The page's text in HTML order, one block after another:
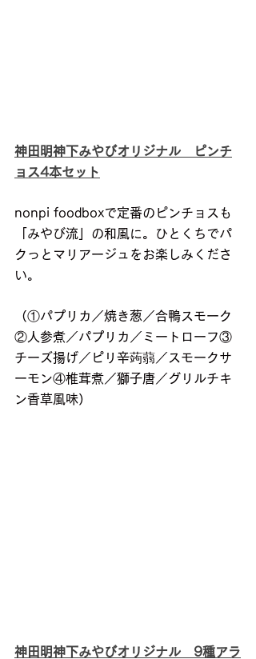
神田明神下みやびオリジナル　ピンチ
ョス4本セット
nonpi foodboxで定番のピンチョスも
「みやび流」の和風に。ひとくちでパ
クっとマリアージュをお楽しみくださ
い。
（①パプリカ／焼き葱／合鴨スモーク
②人参煮／パプリカ／ミートローフ③
チーズ揚げ／ピリ辛蒟蒻／スモークサ
ーモン④椎茸煮／獅子唐／グリルチキ
ン香草風味）
神田明神下みやびオリジナル　9種アラ